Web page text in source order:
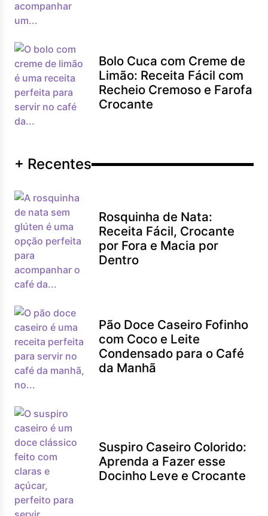
Bolo Cuca com Creme de
Limão: Receita Fácil com
Recheio Cremoso e Farofa
Crocante
+ Recentes
Rosquinha de Nata:
Receita Fácil, Crocante
por Fora e Macia por
Dentro
Pão Doce Caseiro Fofinho
com Coco e Leite
Condensado para o Café
da Manhã
Suspiro Caseiro Colorido:
Aprenda a Fazer esse
Docinho Leve e Crocante